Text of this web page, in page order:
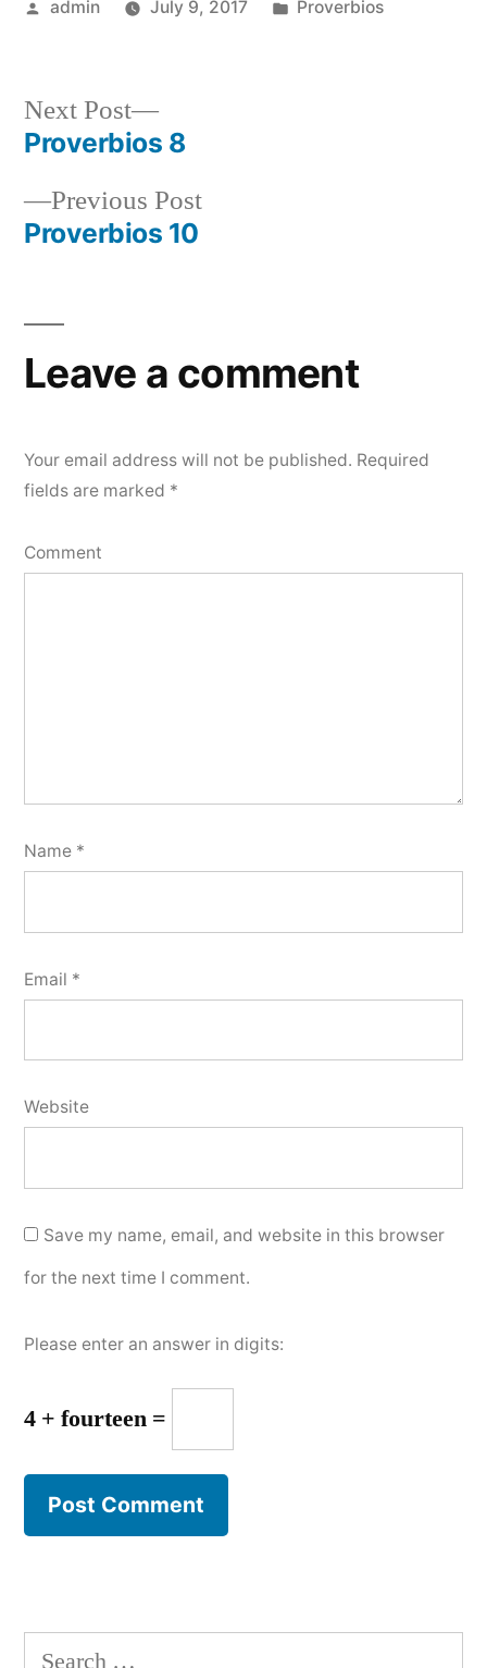
Posted
admin July 9, 2017
Posted
Proverbios
Post
navigation
Previous PostPrevious
Proverbios 10
Next Post
Next
post:
Proverbios 8
Leave a comment
Your email address will not be published. Required
fields are marked *
Comment
Name *
Email *
Website
Save my name, email, and website in this browser
for the next time I comment.
Please enter an answer in digits:
4 + fourteen =
Search